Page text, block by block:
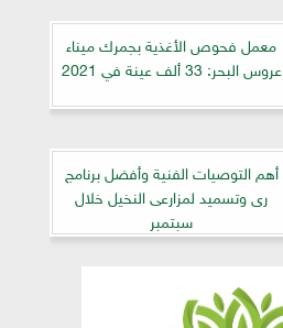
معمل فحوص الأغذية بجمرك ميناء
عروس البحر: 33 ألف عينة في 2021
أهم التوصيات الفنية وأفضل برنامج
رى وتسميد لمزارعى النخيل خلال
سبتمبر